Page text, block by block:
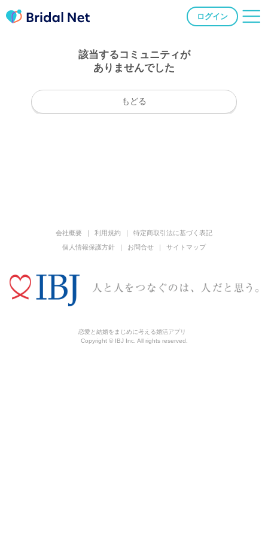
ログイン
該当するコミュニティが
ありませんでした
もどる
会社概要 利用規約
特定商取引法に基づく表記
個人情報保護方針
お問合せ サイトマップ
恋愛と結婚をまじめに考える婚活アプリ
Copyright © IBJ Inc. All rights reserved.